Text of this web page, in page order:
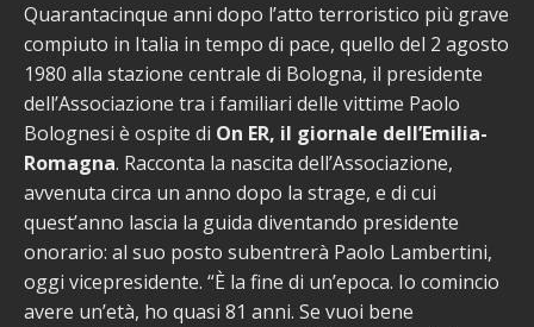
Quarantacinque anni dopo l’atto terroristico più grave
compiuto in Italia in tempo di pace, quello del 2 agosto
1980 alla stazione centrale di Bologna, il presidente
dell’Associazione tra i familiari delle vittime Paolo
Bolognesi è ospite di On ER, il giornale dell’Emilia-
Romagna. Racconta la nascita dell’Associazione,
avvenuta circa un anno dopo la strage, e di cui
quest’anno lascia la guida diventando presidente
onorario: al suo posto subentrerà Paolo Lambertini,
oggi vicepresidente. “È la fine di un’epoca. Io comincio
avere un’età, ho quasi 81 anni. Se vuoi bene